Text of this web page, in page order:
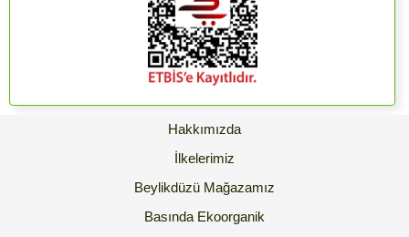
Hakkımızda
İlkelerimiz
Beylikdüzü Mağazamız
Basında Ekoorganik